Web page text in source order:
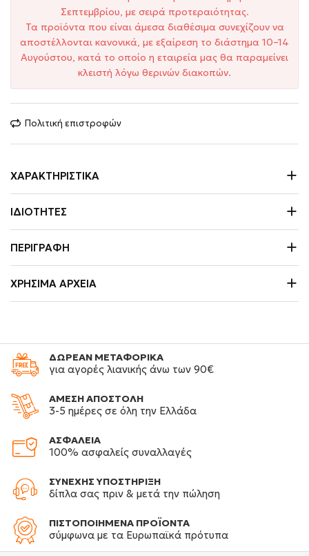
Σεπτεμβρίου, με σειρά προτεραιότητας.
Τα προϊόντα που είναι άμεσα διαθέσιμα συνεχίζουν να
αποστέλλονται κανονικά, με εξαίρεση το διάστημα 10–14
Αυγούστου, κατά το οποίο η εταιρεία μας θα παραμείνει
κλειστή λόγω θερινών διακοπών.
Πολιτική επιστροφών
ΧΑΡΑΚΤΗΡΙΣΤΙΚΆ
ΙΔΙΌΤΗΤΕΣ
ΠΕΡΙΓΡΑΦΉ
ΧΡΉΣΙΜΑ ΑΡΧΕΊΑ
ΔΩΡΕΑΝ ΜΕΤΑΦΟΡΙΚΑ
για αγορές λιανικής άνω των 90€
ΑΜΕΣΗ ΑΠΟΣΤΟΛΗ
3-5 ημέρες σε όλη την Ελλάδα
ΑΣΦΑΛΕΙΑ
100% ασφαλείς συναλλαγές
ΣΥΝΕΧΗΣ ΥΠΟΣΤΗΡΙΞΗ
δίπλα σας πριν & μετά την πώληση
ΠΙΣΤΟΠΟΙΗΜΕΝΑ ΠΡΟΪΟΝΤΑ
σύμφωνα με τα Ευρωπαϊκά πρότυπα